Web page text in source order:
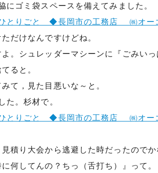
にゴミ袋スペースを備えてみました。
だけなんですけどね。
。シュレッダーマシーンに『ごみい
ると。
て，見た目悪いな～と。
た。杉材で。
積り大会から逃避した時だったので
に何してんの？ちっ（舌打ち）』って。